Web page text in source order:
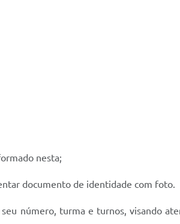
nesta;
documento de identidade com foto.
número, turma e turnos, visando